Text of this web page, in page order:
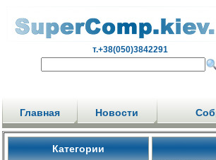
т.+38(050)3842291
Главная Новости
Категории